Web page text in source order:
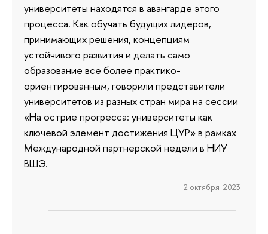
университеты находятся в авангарде этого
процесса. Как обучать будущих лидеров,
принимающих решения, концепциям
устойчивого развития и делать само
образование все более практико-
ориентированным, говорили представители
университетов из разных стран мира на сессии
«На острие прогресса: университеты как
ключевой элемент достижения ЦУР» в рамках
Международной партнерской недели в НИУ
ВШЭ.
2 октября 2023